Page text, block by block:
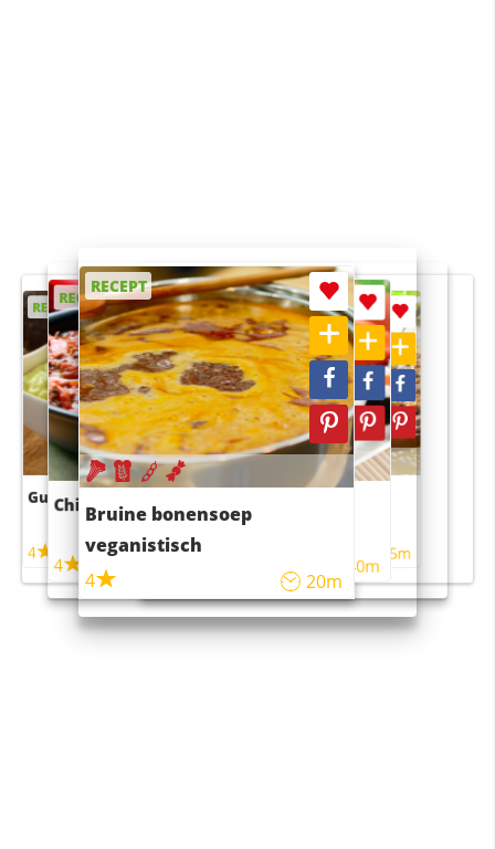
RECEPT
Guacamole
4
RECEPT
Chili con carne
4
RECEPT
Bruine bonensoep
veganistisch
4
20m
RECEPT
Sushi rijstsalade
maaltijdsalade
40m
RECEPT
4 55m